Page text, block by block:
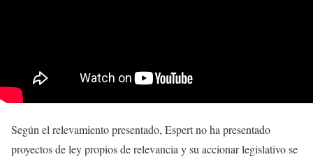
Según el relevamiento presentado, Espert no ha presentado
proyectos de ley propios de relevancia y su accionar legislativo se